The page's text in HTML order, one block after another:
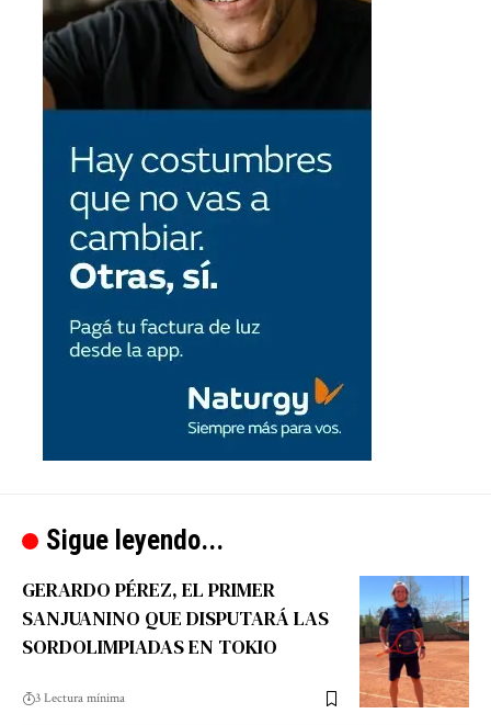
Sigue leyendo...
GERARDO PÉREZ, EL PRIMER
SANJUANINO QUE DISPUTARÁ LAS
SORDOLIMPIADAS EN TOKIO
3 Lectura mínima